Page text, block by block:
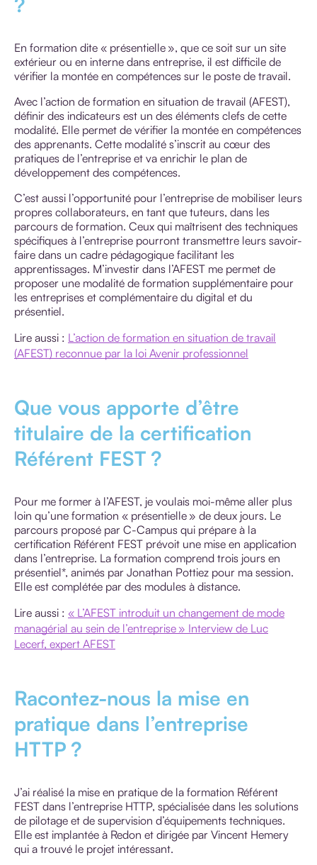
En formation dite « présentielle », que ce soit sur un site
extérieur ou en interne dans entreprise, il est difficile de
vérifier la montée en compétences sur le poste de travail.
Avec l’action de formation en situation de travail (AFEST),
définir des indicateurs est un des éléments clefs de cette
modalité. Elle permet de vérifier la montée en compétences
des apprenants. Cette modalité s’inscrit au cœur des
pratiques de l’entreprise et va enrichir le plan de
développement des compétences.
C’est aussi l’opportunité pour l’entreprise de mobiliser leurs
propres collaborateurs, en tant que tuteurs, dans les
parcours de formation. Ceux qui maîtrisent des techniques
spécifiques à l’entreprise pourront transmettre leurs savoir-
faire dans un cadre pédagogique facilitant les
apprentissages. M’investir dans l’AFEST me permet de
proposer une modalité de formation supplémentaire pour
les entreprises et complémentaire du digital et du
présentiel.
Lire aussi : L’action de formation en situation de travail
(AFEST) reconnue par la loi Avenir professionnel
Que vous apporte d’être
titulaire de la certification
Référent FEST ?
Pour me former à l’AFEST, je voulais moi-même aller plus
loin qu’une formation « présentielle » de deux jours. Le
parcours proposé par C-Campus qui prépare à la
certification Référent FEST prévoit une mise en application
dans l’entreprise. La formation comprend trois jours en
présentiel*, animés par Jonathan Pottiez pour ma session.
Elle est complétée par des modules à distance.
Lire aussi : « L’AFEST introduit un changement de mode
managérial au sein de l’entreprise » Interview de Luc
Lecerf, expert AFEST
Racontez-nous la mise en
pratique dans l’entreprise
HTTP ?
J’ai réalisé la mise en pratique de la formation Référent
FEST dans l’entreprise HTTP, spécialisée dans les solutions
de pilotage et de supervision d’équipements techniques.
Elle est implantée à Redon et dirigée par Vincent Hemery
qui a trouvé le projet intéressant.